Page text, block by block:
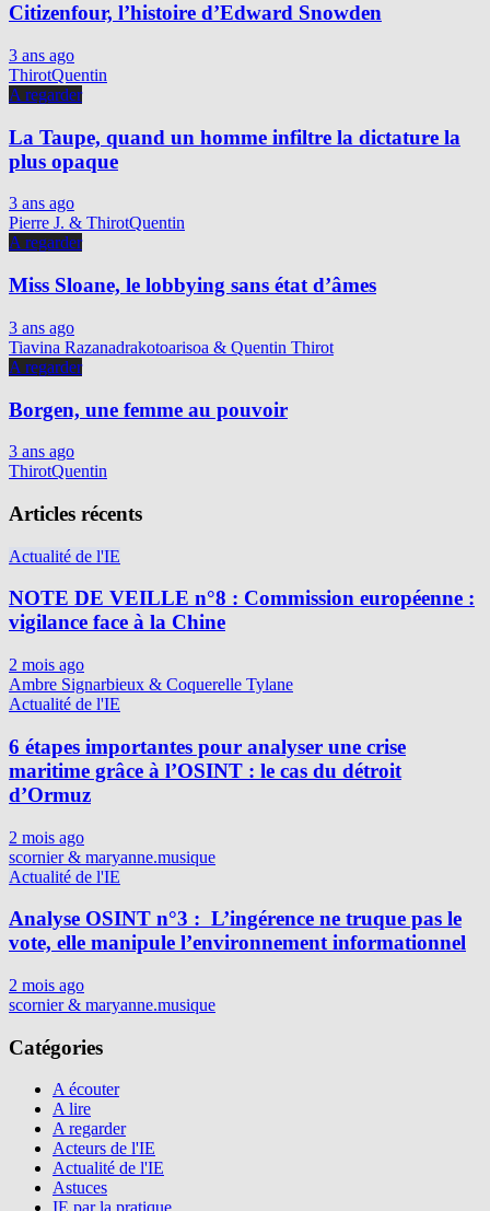
Citizenfour, l’histoire d’Edward Snowden
3 ans ago
ThirotQuentin
A regarder
La Taupe, quand un homme infiltre la dictature la
plus opaque
3 ans ago
Pierre J. & ThirotQuentin
A regarder
Miss Sloane, le lobbying sans état d’âmes
3 ans ago
Tiavina Razanadrakotoarisoa & Quentin Thirot
A regarder
Borgen, une femme au pouvoir
3 ans ago
ThirotQuentin
Articles récents
Actualité de l'IE
NOTE DE VEILLE n°8 : Commission européenne :
vigilance face à la Chine
2 mois ago
Ambre Signarbieux & Coquerelle Tylane
Actualité de l'IE
6 étapes importantes pour analyser une crise
maritime grâce à l’OSINT : le cas du détroit
d’Ormuz
2 mois ago
scornier & maryanne.musique
Actualité de l'IE
Analyse OSINT n°3 : L’ingérence ne truque pas le
vote, elle manipule l’environnement informationnel
2 mois ago
scornier & maryanne.musique
Catégories
A écouter
A lire
A regarder
Acteurs de l'IE
Actualité de l'IE
Astuces